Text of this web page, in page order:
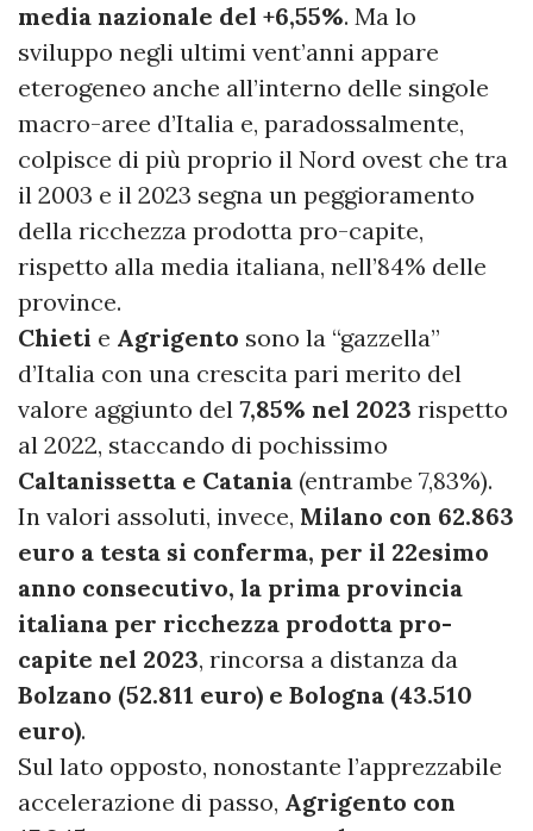
media nazionale del +6,55%. Ma lo
sviluppo negli ultimi vent’anni appare
eterogeneo anche all’interno delle singole
macro-aree d’Italia e, paradossalmente,
colpisce di più proprio il Nord ovest che tra
il 2003 e il 2023 segna un peggioramento
della ricchezza prodotta pro-capite,
rispetto alla media italiana, nell’84% delle
province.
Chieti e Agrigento sono la “gazzella”
d’Italia con una crescita pari merito del
valore aggiunto del 7,85% nel 2023 rispetto
al 2022, staccando di pochissimo
Caltanissetta e Catania (entrambe 7,83%).
In valori assoluti, invece, Milano con 62.863
euro a testa si conferma, per il 22esimo
anno consecutivo, la prima provincia
italiana per ricchezza prodotta pro-
capite nel 2023, rincorsa a distanza da
Bolzano (52.811 euro) e Bologna (43.510
euro).
Sul lato opposto, nonostante l’apprezzabile
accelerazione di passo, Agrigento con